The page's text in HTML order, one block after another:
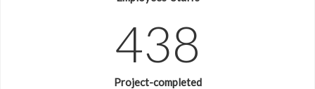
438
Project-completed